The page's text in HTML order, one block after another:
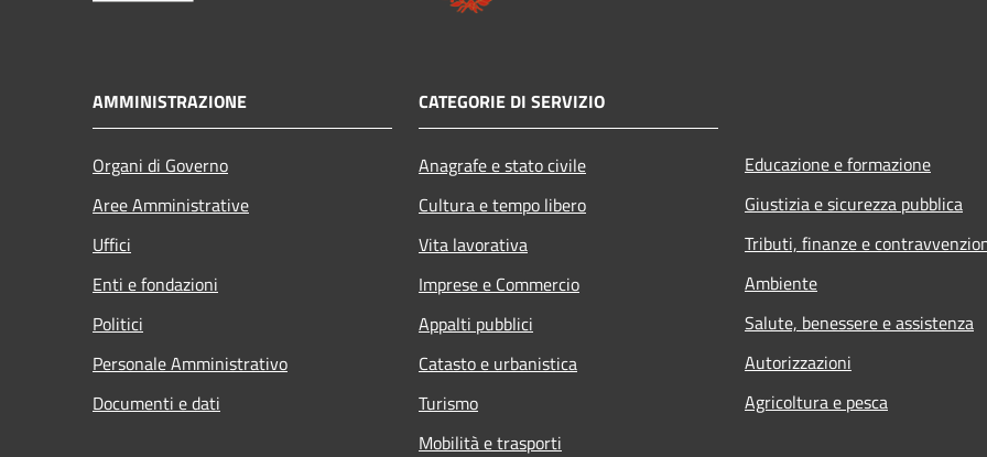
AMMINISTRAZIONE
Organi di Governo
Aree Amministrative
Uffici
Enti e fondazioni
Politici
Personale Amministrativo
Documenti e dati
CATEGORIE DI SERVIZIO
Anagrafe e stato civile
Cultura e tempo libero
Vita lavorativa
Imprese e Commercio
Appalti pubblici
Catasto e urbanistica
Turismo
Mobilità e trasporti
Educazione e formazione
Giustizia e sicurezza pubblica
Tributi, finanze e
Ambiente
Salute, benessere e assistenza
Autorizzazioni
Agricoltura e pesca